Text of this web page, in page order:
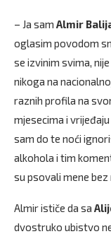
– Ja sam Almir
oglasim povodom
se izvinim svima,
nikoga na
raznih profila na
mjesecima i
sam do te noći
alkohola i tim
su psovali mene bez
Almir ističe da sa
dvostruko ubistvo